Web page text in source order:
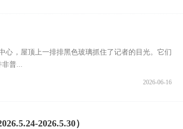
心，屋顶上一排排黑色玻璃抓住了记者的目光。它们
非普...
2026-06-16
2026.5.30）